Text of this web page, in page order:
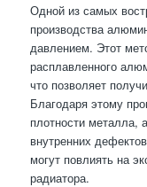
Одной из самых
производства
давлением. Этот
расплавленного
что позволяет
Благодаря этому
плотности металла,
внутренних
могут повлиять на
радиатора.